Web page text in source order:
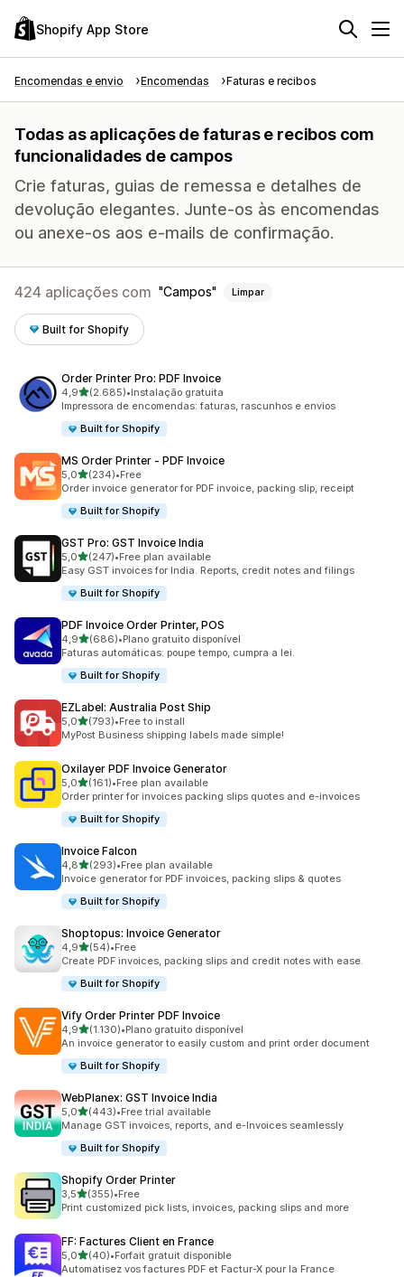
Shopify App Store
Encomendas e envio Encomendas Faturas e recibos
Todas as aplicações de faturas e recibos com
funcionalidades de campos
Crie faturas, guias de remessa e detalhes de
devolução elegantes. Junte-os às encomendas
ou anexe-os aos e-mails de confirmação.
424 aplicações com Campos Limpar
Built for Shopify
Order Printer Pro: PDF Invoice
4,9de 5 estrelas
(2.685)
2685 total de avaliações
•Instalação gratuita
Impressora de encomendas: faturas, rascunhos e envios
Built for Shopify
MS Order Printer ‑ PDF Invoice
5,0de 5 estrelas
(234)
234 total de avaliações
•Free
Order invoice generator for PDF invoice, packing slip, receipt
Built for Shopify
GST Pro: GST Invoice India
5,0de 5 estrelas
(247)
247 total de avaliações
•Free plan available
Easy GST invoices for India. Reports, credit notes and filings
Built for Shopify
PDF Invoice Order Printer, POS
4,9de 5 estrelas
(686)
686 total de avaliações
•Plano gratuito disponível
Faturas automáticas: poupe tempo, cumpra a lei.
Built for Shopify
EZLabel: Australia Post Ship
5,0de 5 estrelas
(793)
793 total de avaliações
•Free to install
MyPost Business shipping labels made simple!
Oxilayer PDF Invoice Generator
5,0de 5 estrelas
(161)
161 total de avaliações
•Free plan available
Order printer for invoices packing slips quotes and e-invoices
Built for Shopify
Invoice Falcon
4,8de 5 estrelas
(293)
293 total de avaliações
•Free plan available
Invoice generator for PDF invoices, packing slips & quotes
Built for Shopify
Shoptopus: Invoice Generator
4,9de 5 estrelas
(54)
54 total de avaliações
•Free
Create PDF invoices, packing slips and credit notes with ease.
Built for Shopify
Vify Order Printer PDF Invoice
4,9de 5 estrelas
(1.130)
1130 total de avaliações
•Plano gratuito disponível
An invoice generator to easily custom and print order document
Built for Shopify
WebPlanex: GST Invoice India
5,0de 5 estrelas
(443)
443 total de avaliações
•Free trial available
Manage GST invoices, reports, and e-Invoices seamlessly
Built for Shopify
Shopify Order Printer
3,5de 5 estrelas
(355)
355 total de avaliações
•Free
Print customized pick lists, invoices, packing slips and more
FF: Factures Client en France
5,0de 5 estrelas
(40)
40 total de avaliações
•Forfait gratuit disponible
Automatisez vos factures PDF et Factur-X pour la France